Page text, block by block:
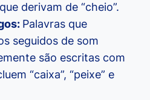
derivam de “cheio”.
Palavras que
seguidos de som
são escritas com
“caixa”, “peixe” e